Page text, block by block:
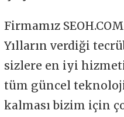
Firmamız
Yılların verdiği
sizlere en iyi
tüm güncel
kalması bizim için